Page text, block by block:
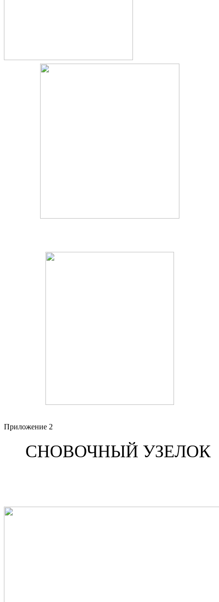
Приложение 2
СНОВОЧНЫЙ УЗЕЛОК